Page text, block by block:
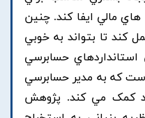
مالي ايفا کند. چنين
کند تا بتواند به خوبي
حسابرسي
که به مدير حسابرسي
کمک مي کند. پژوهش